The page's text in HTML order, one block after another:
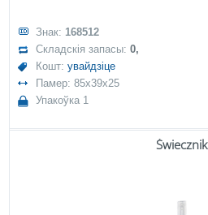
Знак: 168512
Складскія запасы:0,
Кошт:увайдзіце
Памер: 85x39x25
Упакоўка 1
Świecznik